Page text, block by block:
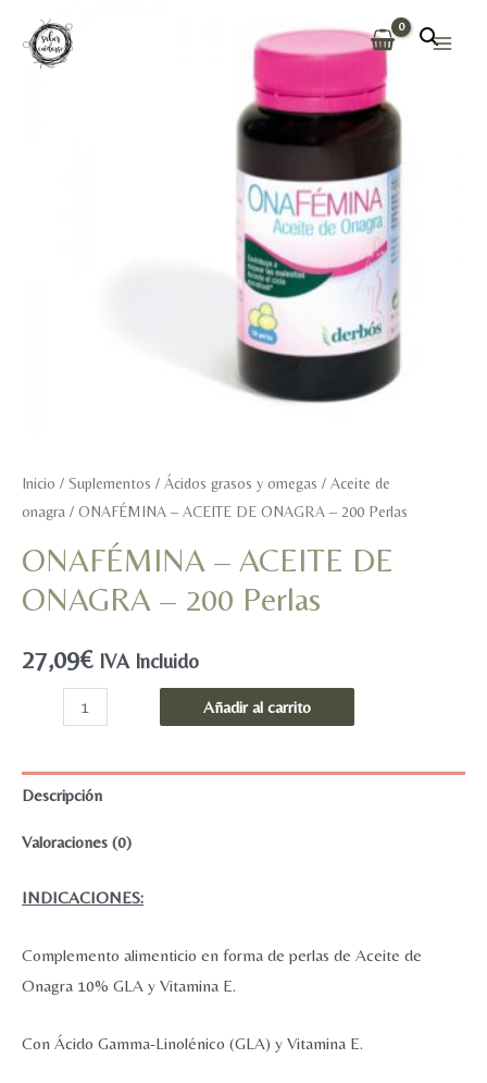
contenido
Inicio / Suplementos / Ácidos grasos y omegas / Aceite de
onagra / ONAFÉMINA – ACEITE DE ONAGRA – 200 Perlas
ONAFÉMINA – ACEITE DE
ONAGRA – 200 Perlas
27,09€ IVA Incluido
ONAFÉMINA
DE
Añadir al carrito
Descripción
Valoraciones (0)
INDICACIONES:
Complemento alimenticio en forma de perlas de Aceite de
Onagra 10% GLA y Vitamina E.
Con Ácido Gamma-Linolénico (GLA) y Vitamina E.